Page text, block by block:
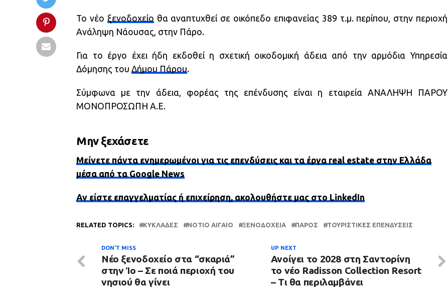
Το νέο ξενοδοχείο θα αναπτυχθεί σε οικόπεδο επιφανείας 389 τ.μ. περίπου, στην περιοχή
Ανάληψη Νάουσας, στην Πάρο.
Για το έργο έχει ήδη εκδοθεί η σχετική οικοδομική άδεια από την αρμόδια Υπηρεσία
Δόμησης του Δήμου Πάρου.
Σύμφωνα με την άδεια, φορέας της επένδυσης είναι η εταιρεία ΑΝΑΛΗΨΗ ΠΑΡΟΥ
ΜΟΝΟΠΡΟΣΩΠΗ Α.Ε.
Μην ξεχάσετε
Μείνετε πάντα ενημερωμένοι για τις επενδύσεις και τα έργα real estate στην Ελλάδα
μέσα από τα Google News
Αν είστε επαγγελματίας ή επιχείρηση, ακολουθήστε μας στο LinkedIn
RELATED TOPICS: ΚΥΚΛΆΔΕΣ ΝΌΤΙΟ ΑΙΓΑΊΟ ΞΕΝΟΔΟΧΕΊΑ ΠΆΡΟΣ ΤΟΥΡΙΣΤΙΚΈΣ ΕΠΕΝΔΎΣΕΙΣ
UP NEXT
Ανοίγει το 2028 στη Σαντορίνη
το νέο Radisson Collection Resort
– Τι θα περιλαμβάνει
DON'T MISS
Νέο ξενοδοχείο στα “σκαριά”
στην Ίο – Σε ποιά περιοχή του
νησιού θα γίνει